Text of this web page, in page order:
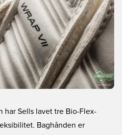
har Sells lavet tre Bio-Flex-
Baghånden er